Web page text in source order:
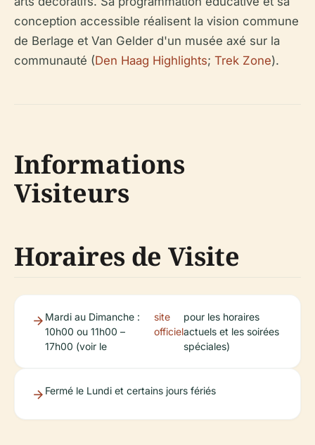
conception accessible réalisent la vision commune
de Berlage et Van Gelder d'un musée axé sur la
communauté (Den Haag Highlights; Trek Zone).
Informations
Visiteurs
Horaires de Visite
Mardi au Dimanche :
10h00 ou 11h00 –
17h00 (voir le
site
officiel
pour les horaires
actuels et les soirées
spéciales)
Fermé le Lundi et certains jours fériés